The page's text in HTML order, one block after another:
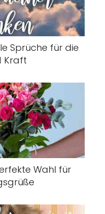
Sprüche für die
Kraft
Wahl für